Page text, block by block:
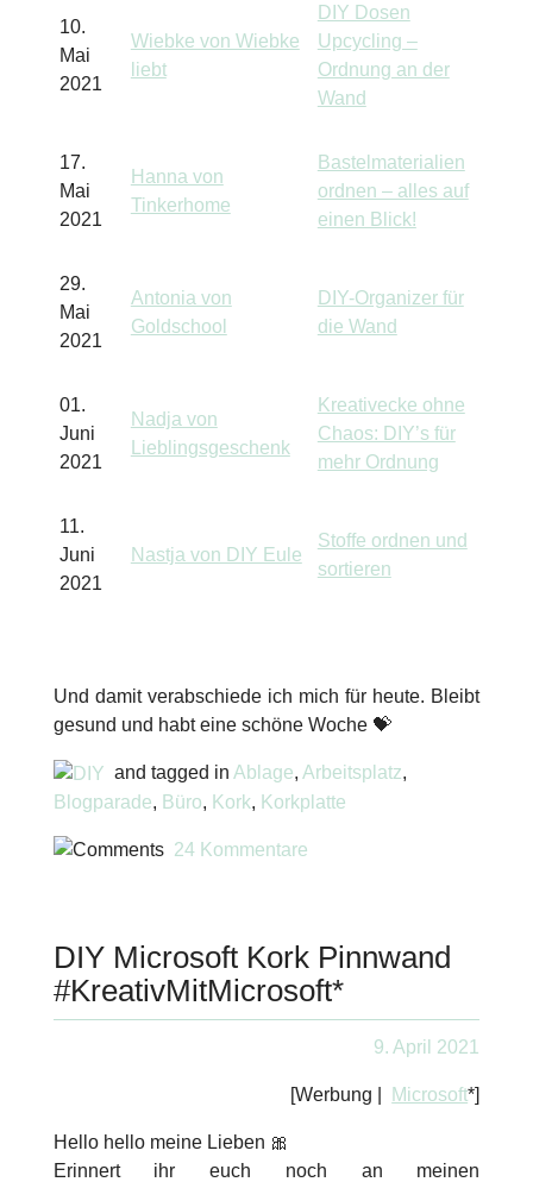
10.
Mai
2021
Wiebke von Wiebke
liebt
DIY Dosen
Upcycling –
Ordnung an der
Wand
17.
Mai
2021
Hanna von
Tinkerhome
Bastelmaterialien
ordnen – alles auf
einen Blick!
29.
Mai
2021
Antonia von
Goldschool
DIY-Organizer für
die Wand
01.
Juni
2021
Nadja von
Lieblingsgeschenk
Kreativecke ohne
Chaos: DIY’s für
mehr Ordnung
11.
Juni
2021
Nastja von DIY Eule
Stoffe ordnen und
sortieren
Und damit verabschiede ich mich für heute. Bleibt
gesund und habt eine schöne Woche 💝
and tagged in Ablage, Arbeitsplatz,
Blogparade, Büro, Kork, Korkplatte
24 Kommentare
DIY Microsoft Kork Pinnwand
#KreativMitMicrosoft*
9. April 2021
[Werbung | Microsoft*]
Hello hello meine Lieben 🎀
Erinnert ihr euch noch an meinen